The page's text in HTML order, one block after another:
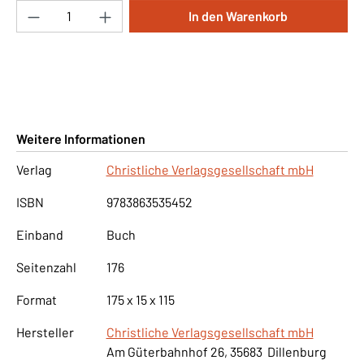
Produkt Anzahl: Gib den gewünschten
In den Warenkorb
Weitere Informationen
Verlag
Christliche Verlagsgesellschaft mbH
ISBN 9783863535452
Einband Buch
Seitenzahl 176
Format 175 x 15 x 115
Hersteller
Christliche Verlagsgesellschaft mbH
Am Güterbahnhof 26, 35683 Dillenburg